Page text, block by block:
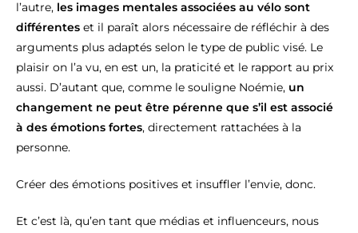
l’autre, les images mentales associées au vélo sont
différentes et il paraît alors nécessaire de réfléchir à des
arguments plus adaptés selon le type de public visé. Le
plaisir on l’a vu, en est un, la praticité et le rapport au prix
aussi. D’autant que, comme le souligne Noémie, un
changement ne peut être pérenne que s’il est associé
à des émotions fortes, directement rattachées à la
personne.
Créer des émotions positives et insuffler l’envie, donc.
Et c’est là, qu’en tant que médias et influenceurs, nous